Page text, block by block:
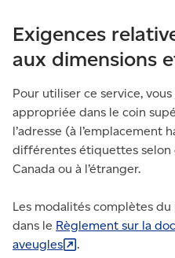
Exigences
aux dimensions
Pour utiliser ce service,
appropriée dans le coin
l’adresse (à l’emplacement
différentes étiquettes selon
Canada ou à l’étranger.
Les modalités complètes
dans le Règlement sur la
aveugles
.